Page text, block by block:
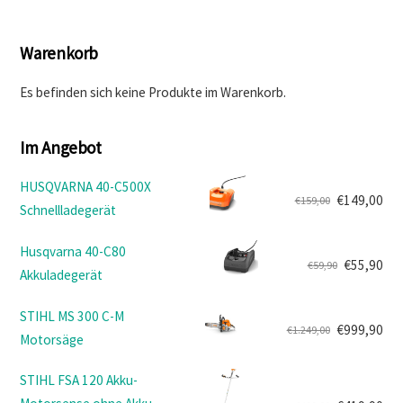
Warenkorb
Es befinden sich keine Produkte im Warenkorb.
Im Angebot
HUSQVARNA 40-C500X
Schnellladegerät
€159,00
Ursprünglicher
war:
€159,00
€149,00
Aktueller
ist:
€149,00.
Husqvarna 40-C80
Akkuladegerät
€59,90
Ursprünglicher
war:
€59,90
€55,90
Aktueller
ist:
€55,90.
STIHL MS 300 C-M
Motorsäge
€1.249,00
Ursprünglicher
war:
€999,90
Aktueller
ist:
STIHL FSA 120 Akku-